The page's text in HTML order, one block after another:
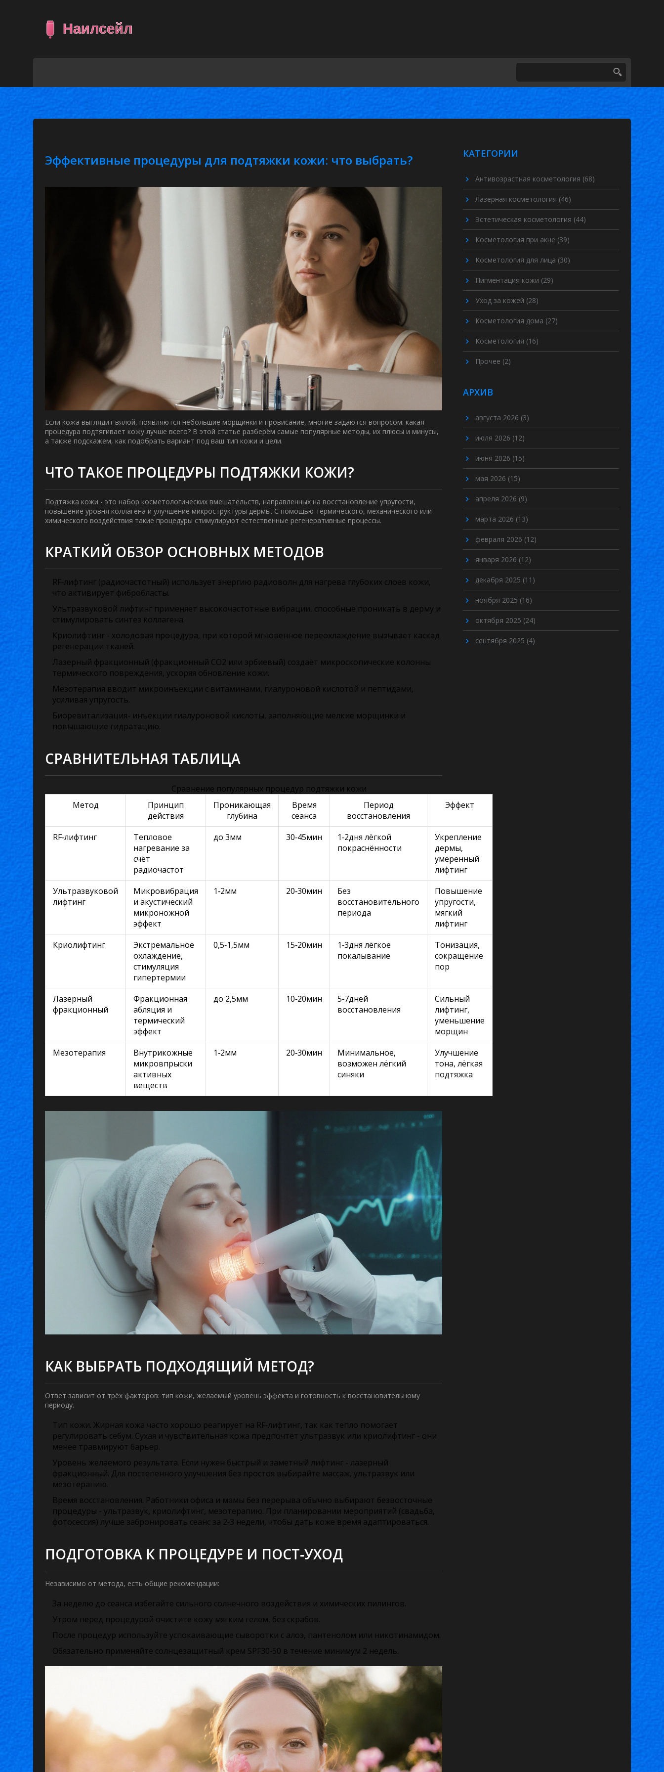
Эффективные процедуры для подтяжки кожи: что выбрать?
Если кожа выглядит вялой, появляются небольшие морщинки и провисание, многие задаются вопросом: какая
процедура подтягивает кожу лучше всего? В этой статье разберём самые популярные методы, их плюсы и минусы,
а также подскажем, как подобрать вариант под ваш тип кожи и цели.
ЧТО ТАКОЕ ПРОЦЕДУРЫ ПОДТЯЖКИ КОЖИ?
Подтяжка кожи - это набор косметологических вмешательств, направленных на восстановление упругости,
повышение уровня коллагена и улучшение микроструктуры дермы. С помощью термического, механического или
химического воздействия такие процедуры стимулируют естественные регенеративные процессы.
КРАТКИЙ ОБЗОР ОСНОВНЫХ МЕТОДОВ
RF‑лифтинг (радиочастотный) использует энергию радиоволн для нагрева глубоких слоев кожи,
что активирует фибробласты.
Ультразвуковой лифтинг применяет высокочастотные вибрации, способные проникать в дерму и
стимулировать синтез коллагена.
Криолифтинг - холодовая процедура, при которой мгновенное переохлаждение вызывает каскад
регенерации тканей.
Лазерный фракционный (фракционный CO2 или эрбиевый) создаёт микроскопические колонны
термического повреждения, ускоряя обновление кожи.
Мезотерапия вводит микроинъекции с витаминами, гиалуроновой кислотой и пептидами,
усиливая упругость.
Биоревитализация- инъекции гиалуроновой кислоты, заполняющие мелкие морщинки и
повышающие гидратацию.
СРАВНИТЕЛЬНАЯ ТАБЛИЦА
Сравнение популярных процедур подтяжки кожи
Метод
Принцип
действия
Проникающая
глубина
Время
сеанса
Период
восстановления
Эффект
RF‑лифтинг
Тепловое
нагревание за
счёт
радиочастот
до 3мм 30‑45мин
1‑2дня лёгкой
покраснённости
Укрепление
дермы,
умеренный
лифтинг
Ультразвуковой
лифтинг
Микровибрация
и акустический
микроножной
эффект
1‑2мм 20‑30мин
Без
восстановительного
периода
Повышение
упругости,
мягкий
лифтинг
Криолифтинг
Экстремальное
охлаждение,
стимуляция
гипертермии
0,5‑1,5мм 15‑20мин
1‑3дня лёгкое
покалывание
Тонизация,
сокращение
пор
Лазерный
фракционный
Фракционная
абляция и
термический
эффект
до 2,5мм 10‑20мин
5‑7дней
восстановления
Сильный
лифтинг,
уменьшение
морщин
Мезотерапия
Внутрикожные
микровпрыски
активных
веществ
1‑2мм 20‑30мин
Минимальное,
возможен лёгкий
синяки
Улучшение
тона, лёгкая
подтяжка
КАК ВЫБРАТЬ ПОДХОДЯЩИЙ МЕТОД?
Ответ зависит от трёх факторов: тип кожи, желаемый уровень эффекта и готовность к восстановительному
периоду.
Тип кожи. Жирная кожа часто хорошо реагирует на RF‑лифтинг, так как тепло помогает
регулировать себум. Сухая и чувствительная кожа предпочтёт ультразвук или криолифтинг - они
менее травмируют барьер.
Уровень желаемого результата. Если нужен быстрый и заметный лифтинг - лазерный
фракционный. Для постепенного улучшения без простоя выбирайте массаж, ультразвук или
мезотерапию.
Время восстановления. Работники офиса и мамы без перерыва обычно выбирают безвосточные
процедуры - ультразвук, криолифтинг, мезотерапию. При планировании мероприятий (свадьба,
фотосессия) лучше забронировать сеанс за 2‑3 недели, чтобы дать коже время адаптироваться.
ПОДГОТОВКА К ПРОЦЕДУРЕ И ПОСТ‑УХОД
Независимо от метода, есть общие рекомендации:
За неделю до сеанса избегайте сильного солнечного воздействия и химических пилингов.
Утром перед процедурой очистите кожу мягким гелем, без скрабов.
После процедур используйте успокаивающие сыворотки с алоэ, пантенолом или никотинамидом.
Обязательно применяйте солнцезащитный крем SPF30‑50 в течение минимум 2 недель.
КАТЕГОРИИ
Антивозрастная косметология (68)
Лазерная косметология (46)
Эстетическая косметология (44)
Косметология при акне (39)
Косметология для лица (30)
Пигментация кожи (29)
Уход за кожей (28)
Косметология дома (27)
Косметология (16)
Прочее (2)
АРХИВ
августа 2026 (3)
июля 2026 (12)
июня 2026 (15)
мая 2026 (15)
апреля 2026 (9)
марта 2026 (13)
февраля 2026 (12)
января 2026 (12)
декабря 2025 (11)
ноября 2025 (16)
октября 2025 (24)
сентября 2025 (4)